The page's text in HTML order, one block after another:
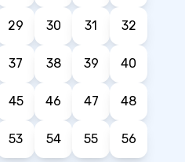
29 30 31 32
37 38 39 40
45 46 47 48
53 54 55 56